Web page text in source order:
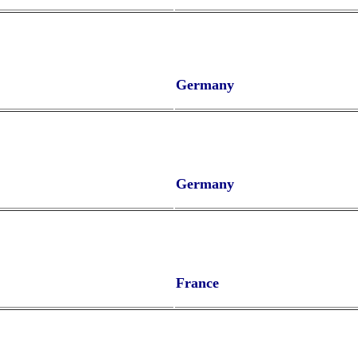
Germany
Germany
France